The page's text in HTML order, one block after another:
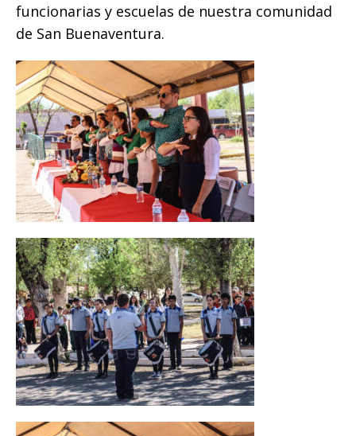
k r
funcionarias y escuelas de nuestra comunidad
de San Buenaventura.